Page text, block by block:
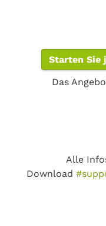
Starten Sie
Das
Alle
Download